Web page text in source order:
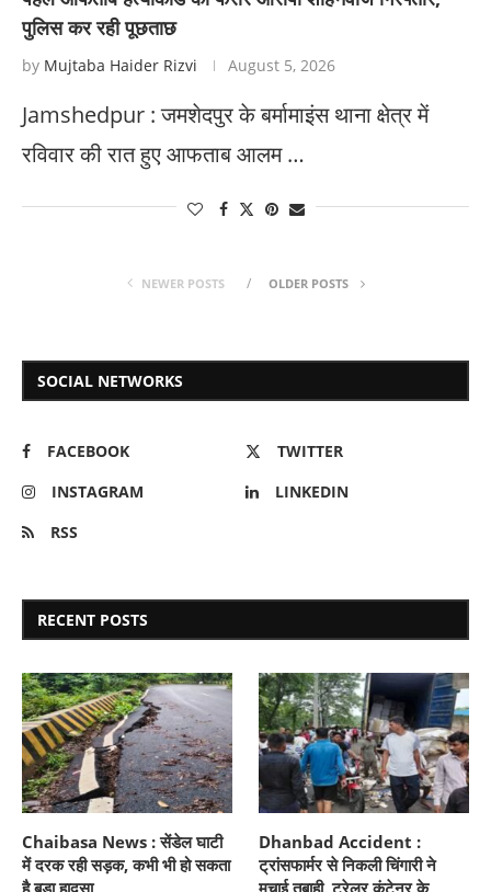
पुलिस कर रही पूछताछ
by Mujtaba Haider Rizvi August 5, 2026
Jamshedpur : जमशेदपुर के बर्मामाइंस थाना क्षेत्र में
रविवार की रात हुए आफताब आलम …
NEWER POSTS OLDER POSTS
SOCIAL NETWORKS
FACEBOOK
TWITTER
INSTAGRAM
LINKEDIN
RSS
RECENT POSTS
Chaibasa News : सेंडेल घाटी
में दरक रही सड़क, कभी भी हो सकता
है बड़ा हादसा
Dhanbad Accident :
ट्रांसफार्मर से निकली चिंगारी ने
मचाई तबाही, ट्रेलर कंटेनर के